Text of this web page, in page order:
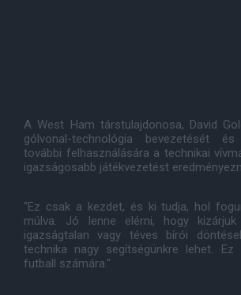
A West Ham társtulajdonosa, David
gólvonal-technológia bevezetését
további felhasználására a technikai
igazságosabb játékvezetést
"Ez csak a kezdet, és ki tudja, hol
múlva. Jó lenne elérni, hogy
igazságtalan vagy téves bírói
technika nagy segítségünkre lehet.
futball számára."